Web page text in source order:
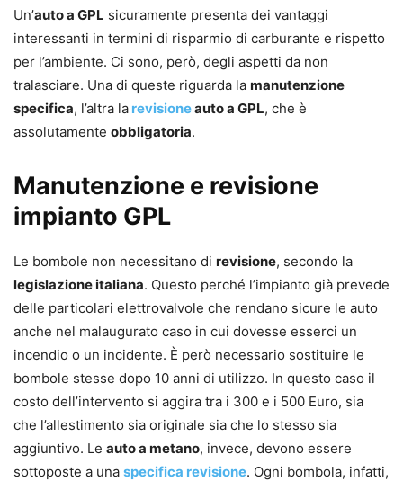
Un’auto a GPL sicuramente presenta dei vantaggi
interessanti in termini di risparmio di carburante e rispetto
per l’ambiente. Ci sono, però, degli aspetti da non
tralasciare. Una di queste riguarda la manutenzione
specifica, l’altra la revisioneauto a GPL, che è
assolutamente obbligatoria.
Manutenzione e revisione
impianto GPL
Le bombole non necessitano di revisione, secondo la
legislazione italiana. Questo perché l’impianto già prevede
delle particolari elettrovalvole che rendano sicure le auto
anche nel malaugurato caso in cui dovesse esserci un
incendio o un incidente. È però necessario sostituire le
bombole stesse dopo 10 anni di utilizzo. In questo caso il
costo dell’intervento si aggira tra i 300 e i 500 Euro, sia
che l’allestimento sia originale sia che lo stesso sia
aggiuntivo. Le auto a metano, invece, devono essere
sottoposte a una specifica revisione. Ogni bombola, infatti,